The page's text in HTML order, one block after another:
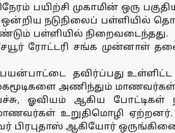
பயிற்சி முகாமின் ஒரு
நடுநிலைப் பள்ளியில்
பள்ளியில் நிறைவடைந்தது.
ரோட்டரி சங்க முன்னாள்
தவிர்ப்பது
அணிந்தும்
ஓவியம் ஆகிய
உறுதிமொழி
பிரபுதாஸ் ஆகியோர்